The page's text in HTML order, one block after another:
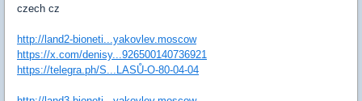
czech cz
http://land2-bioneti...yakovlev.moscow
https://x.com/denisy...926500140736921
https://telegra.ph/S...LASŮ-O-80-04-04